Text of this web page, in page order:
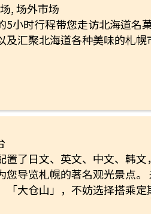
, 场外市场
5小时行程带您走访北海道名
及汇聚北海道各种美味的札幌
置了日文、英文、中文、韩
您导览札幌的著名观光景点
「大仓山」，不妨选择搭乘